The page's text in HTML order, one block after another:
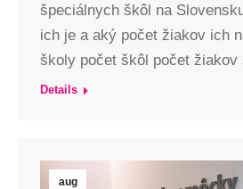
špeciálnych škôl na
ich je a aký počet žiakov ich
školy počet škôl počet
Details
aug